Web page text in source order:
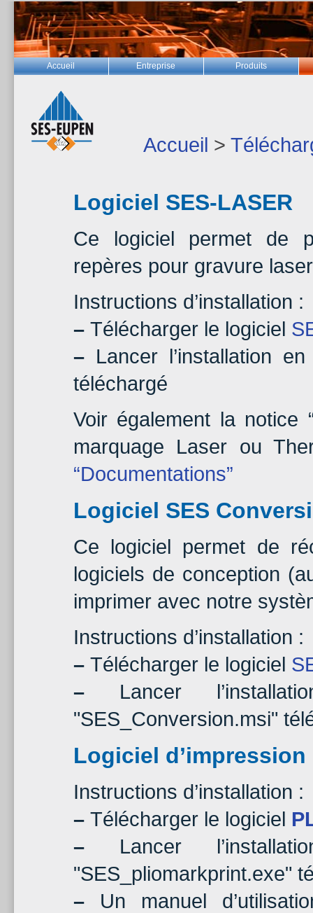
Accueil Entreprise Produits
Accueil >
Logiciel SES-LASER
Ce logiciel permet de
repères pour gravure
Instructions d’installation :
– Télécharger le logiciel
– Lancer l’installation
téléchargé
Voir également la notice
marquage Laser ou
“Documentations”
Logiciel SES
Ce logiciel permet de
logiciels de conception
imprimer avec notre
Instructions d’installation :
– Télécharger le logiciel
– Lancer
"SES_Conversion.msi"
Logiciel d’impression
Instructions d’installation :
– Télécharger le logiciel
– Lancer
"SES_pliomarkprint.exe"
– Un manuel